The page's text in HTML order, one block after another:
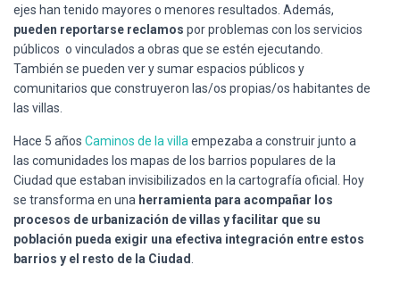
ejes han tenido mayores o menores resultados. Además,
pueden reportarse reclamos por problemas con los servicios
públicos o vinculados a obras que se estén ejecutando.
También se pueden ver y sumar espacios públicos y
comunitarios que construyeron las/os propias/os habitantes de
las villas.
Hace 5 años Caminos de la villaempezaba a construir junto a
las comunidades los mapas de los barrios populares de la
Ciudad que estaban invisibilizados en la cartografía oficial. Hoy
se transforma en una herramienta para acompañar los
procesos de urbanización de villas y facilitar que su
población pueda exigir una efectiva integración entre estos
barrios y el resto de la Ciudad.